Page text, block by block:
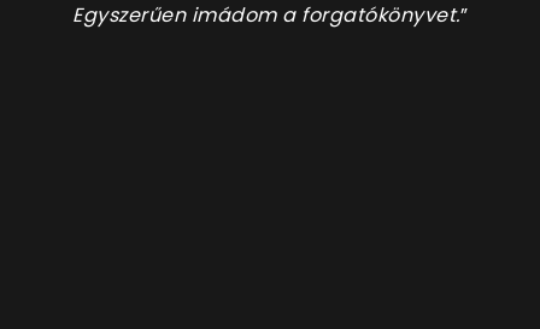
Egyszerűen imádom a forgatókönyvet.”